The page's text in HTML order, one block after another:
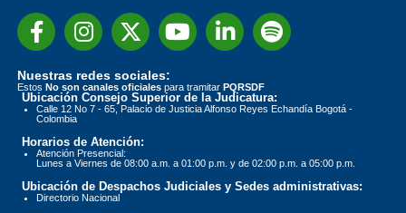
Nuestras redes sociales:
Estos No son canales oficiales para tramitar PQRSDF
Ubicación Consejo Superior de la Judicatura:
Calle 12 No 7 - 65, Palacio de Justicia Alfonso Reyes Echandía Bogotá -
Colombia
Horarios de Atención:
Atención Presencial:
Lunes a Viernes de 08:00 a.m. a 01:00 p.m. y de 02:00 p.m. a 05:00 p.m.
Ubicación de Despachos Judiciales y Sedes administrativas:
Directorio Nacional